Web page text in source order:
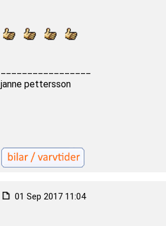
janne pettersson
01 Sep 2017 11:04